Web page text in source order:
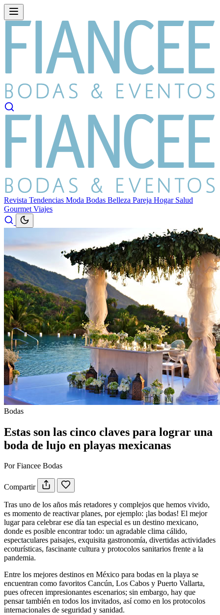
Revista Tendencias Moda Bodas Belleza Pareja Hogar Salud
Gourmet Viajes
Bodas
Estas son las cinco claves para lograr una
boda de lujo en playas mexicanas
Por Fiancee Bodas
Compartir
Tras uno de los años más retadores y complejos que hemos vivido,
es momento de reactivar planes, por ejemplo: ¡las bodas! El mejor
lugar para celebrar ese día tan especial es un destino mexicano,
donde es posible encontrar todo: un agradable clima cálido,
espectaculares paisajes, exquisita gastronomía, divertidas actividades
ecoturísticas, fascinante cultura y protocolos sanitarios frente a la
pandemia.
Entre los mejores destinos en México para bodas en la playa se
encuentran como favoritos Cancún, Los Cabos y Puerto Vallarta,
pues ofrecen impresionantes escenarios; sin embargo, hay que
pensar también en todos los invitados, así como en los protocolos
internacionales de seguridad y sanidad.